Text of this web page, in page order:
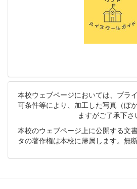
本校ウェブページにおいては、プラ
可条件等により、加工した写真（ぼ
ますがご了承下さ
本校のウェブページ上に公開する文
タの著作権は本校に帰属します。無